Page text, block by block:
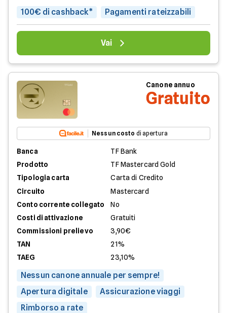
100€ di cashback* Pagamenti rateizzabili
Vai
Canone annuo
Gratuito
Nessun costo di apertura
Banca
TF Bank
Prodotto
TF Mastercard Gold
Tipologia carta
Carta di Credito
Circuito
Mastercard
Conto corrente collegato
No
Costi di attivazione
Gratuiti
Commissioni prelievo
3,90€
TAN
21%
TAEG
23,10%
Nessun canone annuale per sempre!
Apertura digitale
Assicurazione viaggi
Rimborso a rate